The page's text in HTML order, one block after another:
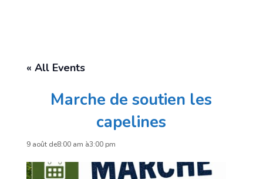
« All Events
Marche de soutien les
capelines
9 août de8:00 am à3:00 pm